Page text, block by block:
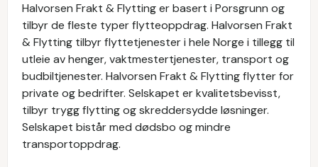
Halvorsen Frakt & Flytting er basert i Porsgrunn og
tilbyr de fleste typer flytteoppdrag. Halvorsen Frakt
& Flytting tilbyr flyttetjenester i hele Norge i tillegg til
utleie av henger, vaktmestertjenester, transport og
budbiltjenester. Halvorsen Frakt & Flytting flytter for
private og bedrifter. Selskapet er kvalitetsbevisst,
tilbyr trygg flytting og skreddersydde løsninger.
Selskapet bistår med dødsbo og mindre
transportoppdrag.